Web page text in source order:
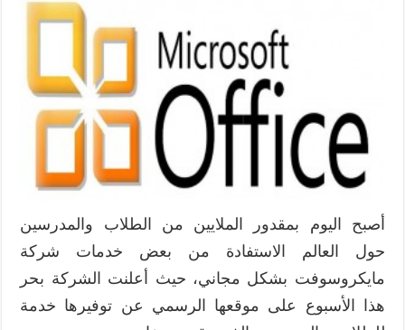
أصبح اليوم بمقدور الملايين من الطلاب والمدرسين
حول العالم الاستفادة من بعض خدمات شركة
مايكروسوفت بشكل مجاني، حيث أعلنت الشركة بحر
هذا الأسبوع على موقعها الرسمي عن توفيرها خدمة